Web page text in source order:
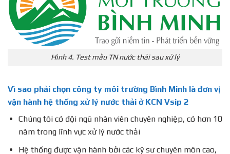
Hình 4. Test mẫu TN nước thải sau xử lý
Vì sao phải chọn công ty môi trường Bình Minh là đơn vị
vận hành hệ thống xử lý nước thải ở KCN Vsip 2
Chúng tôi có đội ngũ nhân viên chuyên nghiệp, có hơn 10
năm trong lĩnh vực xử lý nước thải
Hệ thống được vận hành bởi các kỹ sư chuyên môn cao,